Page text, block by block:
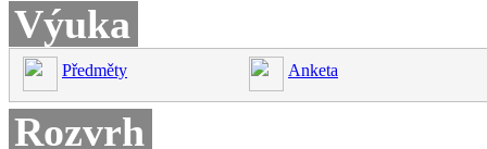
Výuka
Předměty Anketa
Rozvrh